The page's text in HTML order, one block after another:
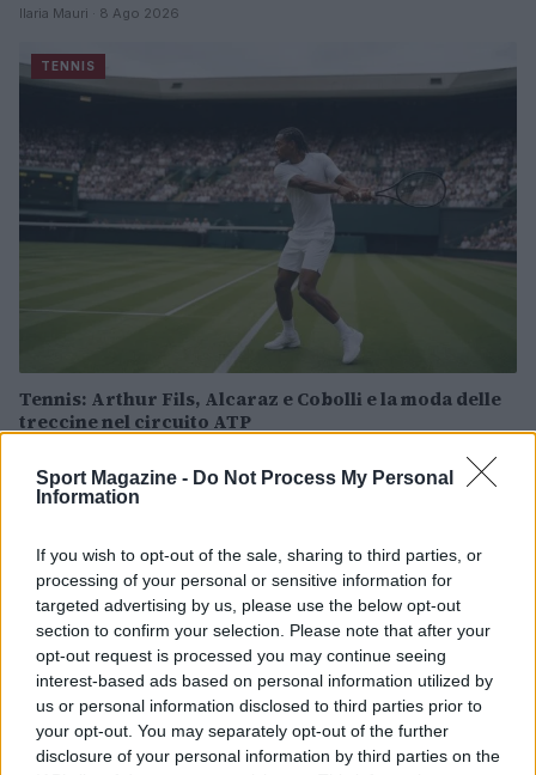
Sport Magazine - Do Not Process My Personal
Information
If you wish to opt-out of the sale, sharing to third parties, or
processing of your personal or sensitive information for
targeted advertising by us, please use the below opt-out
section to confirm your selection. Please note that after your
opt-out request is processed you may continue seeing
interest-based ads based on personal information utilized by
us or personal information disclosed to third parties prior to
your opt-out. You may separately opt-out of the further
disclosure of your personal information by third parties on the
Ilaria Mauri · 8 Ago 2026
TENNIS
Tennis: Arthur Fils, Alcaraz e Cobolli e la moda delle
treccine nel circuito ATP
TENNIS